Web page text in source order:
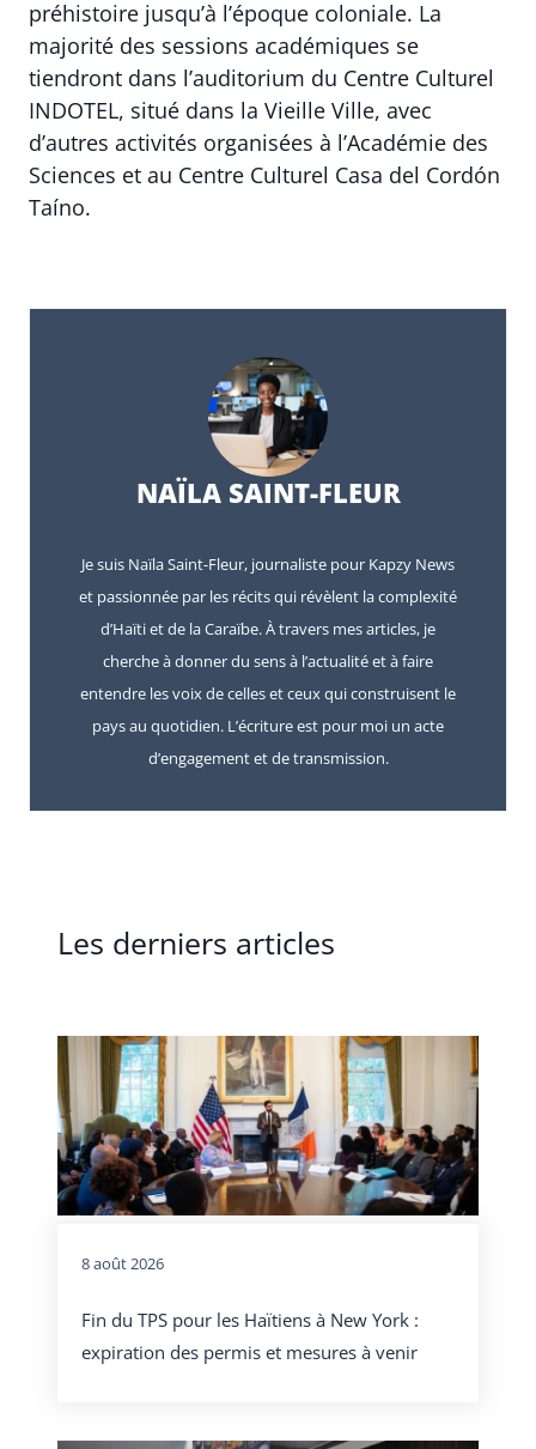
préhistoire jusqu’à l’époque coloniale. La
majorité des sessions académiques se
tiendront dans l’auditorium du Centre Culturel
INDOTEL, situé dans la Vieille Ville, avec
d’autres activités organisées à l’Académie des
Sciences et au Centre Culturel Casa del Cordón
Taíno.
NAÏLA SAINT-FLEUR
Je suis Naïla Saint-Fleur, journaliste pour Kapzy News
et passionnée par les récits qui révèlent la complexité
d’Haïti et de la Caraïbe. À travers mes articles, je
cherche à donner du sens à l’actualité et à faire
entendre les voix de celles et ceux qui construisent le
pays au quotidien. L’écriture est pour moi un acte
d’engagement et de transmission.
Les derniers articles
8 août 2026
Fin du TPS pour les Haïtiens à New York :
expiration des permis et mesures à venir